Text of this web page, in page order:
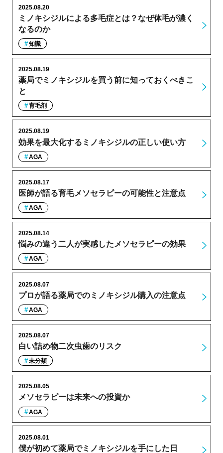
ミノキシジルによる多毛症とは？なぜ体毛が濃く
なるのか
2025.08.20
知識
薬局でミノキシジルを買う前に知っておくべきこ
と
2025.08.19
育毛剤
効果を最大化するミノキシジルの正しい使い方
2025.08.19
AGA
医師が語る育毛メソセラピーの可能性と注意点
2025.08.17
AGA
悩みの違う二人が実感したメソセラピーの効果
2025.08.14
AGA
プロが語る薬局でのミノキシジル購入の注意点
2025.08.07
AGA
白い詰め物二次虫歯のリスク
2025.08.07
未分類
メソセラピーは未来への投資か
2025.08.05
AGA
僕が初めて薬局でミノキシジルを手にした日
2025.08.01